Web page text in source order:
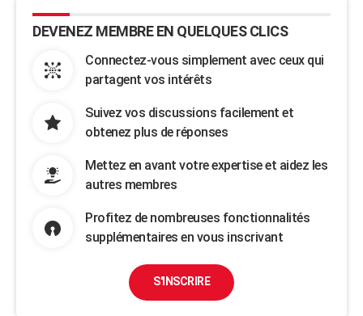
DEVENEZ MEMBRE EN QUELQUES CLICS
Connectez-vous simplement avec ceux qui
partagent vos intérêts
Suivez vos discussions facilement et
obtenez plus de réponses
Mettez en avant votre expertise et aidez les
autres membres
Profitez de nombreuses fonctionnalités
supplémentaires en vous inscrivant
S'INSCRIRE